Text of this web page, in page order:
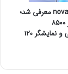
هواوی nova 16 SE معرفی شد؛
باتری غول‌پیکر ۸۵۰۰
میلی‌آمپرساعتی و نمایشگر ۱۲۰